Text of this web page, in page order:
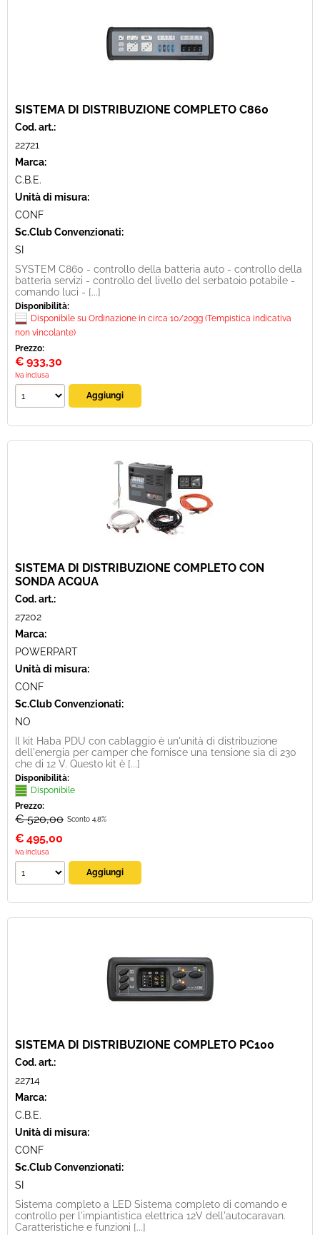
SISTEMA DI DISTRIBUZIONE COMPLETO C860
Cod. art.:
22721
Marca:
C.B.E.
Unità di misura:
CONF
Sc.Club Convenzionati:
SI
SYSTEM C860 - controllo della batteria auto - controllo della
batteria servizi - controllo del livello del serbatoio potabile -
comando luci - [...]
Disponibilità:
Disponibile su Ordinazione in circa 10/20gg (Tempistica indicativa
non vincolante)
Prezzo:
€ 933,30
Iva inclusa
SISTEMA DI DISTRIBUZIONE COMPLETO CON
SONDA ACQUA
Cod. art.:
27202
Marca:
POWERPART
Unità di misura:
CONF
Sc.Club Convenzionati:
NO
Il kit Haba PDU con cablaggio è un'unità di distribuzione
dell'energia per camper che fornisce una tensione sia di 230
che di 12 V. Questo kit è [...]
Disponibilità:
Disponibile
Prezzo:
€ 520,00 Sconto 4.8%
€ 495,00
Iva inclusa
SISTEMA DI DISTRIBUZIONE COMPLETO PC100
Cod. art.:
22714
Marca:
C.B.E.
Unità di misura:
CONF
Sc.Club Convenzionati:
SI
Sistema completo a LED Sistema completo di comando e
controllo per l'impiantistica elettrica 12V dell'autocaravan.
Caratteristiche e funzioni [...]